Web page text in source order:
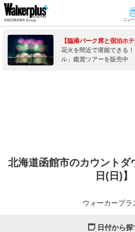
ニュー
【臨港パーク席と宿泊ホ
花火を間近で堪能できる
ル」鑑賞ツアーを販売中
北海道函館市のカウントダ
日(日)】
ウォーカープラ
日付から探